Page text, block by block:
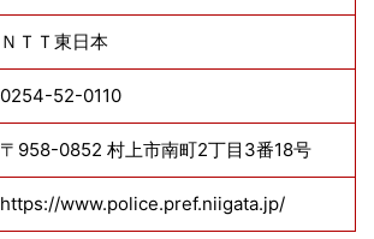
ＮＴＴ東日本
0254-52-0110
〒958-0852 村上市南町2丁目3番18号
https://www.police.pref.niigata.jp/